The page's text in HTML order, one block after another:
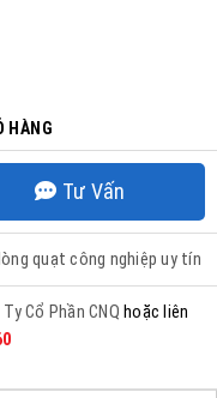
HÀNG
Tư Vấn
quạt công nghiệp uy tín
Cổ Phần CNQ hoặc liên